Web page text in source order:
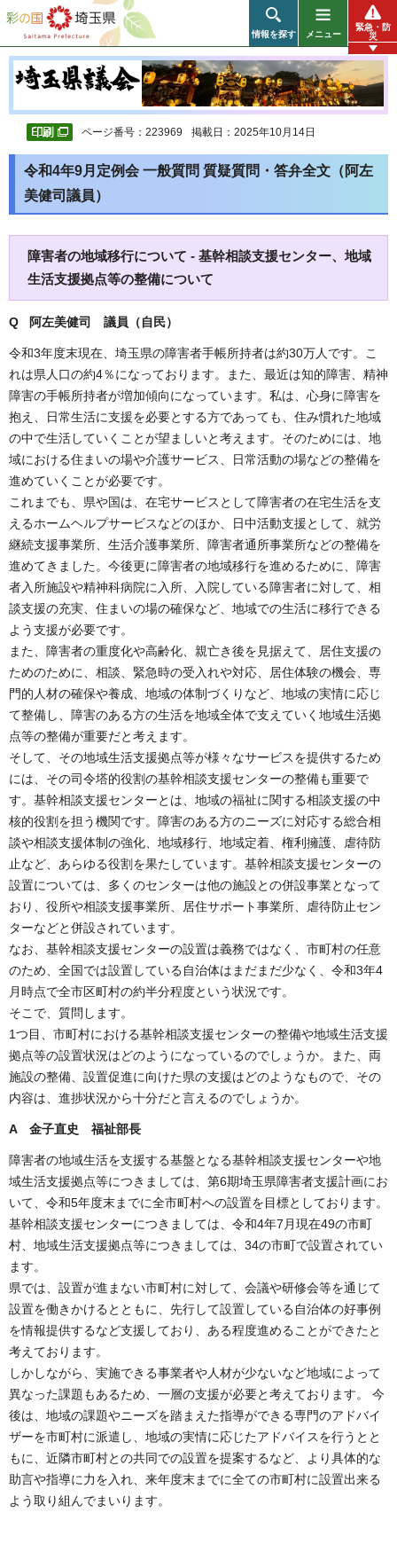
彩の国 埼玉県
情報を探す メニュー
緊急・防
災
ページ番号：223969 掲載日：2025年10月14日
令和4年9月定例会 一般質問 質疑質問・答弁全文（阿左
美健司議員）
障害者の地域移行について - 基幹相談支援センター、地域
生活支援拠点等の整備について
Q 阿左美健司 議員（自民）
令和3年度末現在、埼玉県の障害者手帳所持者は約30万人です。こ
れは県人口の約4％になっております。また、最近は知的障害、精神
障害の手帳所持者が増加傾向になっています。私は、心身に障害を
抱え、日常生活に支援を必要とする方であっても、住み慣れた地域
の中で生活していくことが望ましいと考えます。そのためには、地
域における住まいの場や介護サービス、日常活動の場などの整備を
進めていくことが必要です。
これまでも、県や国は、在宅サービスとして障害者の在宅生活を支
えるホームヘルプサービスなどのほか、日中活動支援として、就労
継続支援事業所、生活介護事業所、障害者通所事業所などの整備を
進めてきました。今後更に障害者の地域移行を進めるために、障害
者入所施設や精神科病院に入所、入院している障害者に対して、相
談支援の充実、住まいの場の確保など、地域での生活に移行できる
よう支援が必要です。
また、障害者の重度化や高齢化、親亡き後を見据えて、居住支援の
ためのために、相談、緊急時の受入れや対応、居住体験の機会、専
門的人材の確保や養成、地域の体制づくりなど、地域の実情に応じ
て整備し、障害のある方の生活を地域全体で支えていく地域生活拠
点等の整備が重要だと考えます。
そして、その地域生活支援拠点等が様々なサービスを提供するため
には、その司令塔的役割の基幹相談支援センターの整備も重要で
す。基幹相談支援センターとは、地域の福祉に関する相談支援の中
核的役割を担う機関です。障害のある方のニーズに対応する総合相
談や相談支援体制の強化、地域移行、地域定着、権利擁護、虐待防
止など、あらゆる役割を果たしています。基幹相談支援センターの
設置については、多くのセンターは他の施設との併設事業となって
おり、役所や相談支援事業所、居住サポート事業所、虐待防止セン
ターなどと併設されています。
なお、基幹相談支援センターの設置は義務ではなく、市町村の任意
のため、全国では設置している自治体はまだまだ少なく、令和3年4
月時点で全市区町村の約半分程度という状況です。
そこで、質問します。
1つ目、市町村における基幹相談支援センターの整備や地域生活支援
拠点等の設置状況はどのようになっているのでしょうか。また、両
施設の整備、設置促進に向けた県の支援はどのようなもので、その
内容は、進捗状況から十分だと言えるのでしょうか。
A 金子直史 福祉部長
障害者の地域生活を支援する基盤となる基幹相談支援センターや地
域生活支援拠点等につきましては、第6期埼玉県障害者支援計画にお
いて、令和5年度末までに全市町村への設置を目標としております。
基幹相談支援センターにつきましては、令和4年7月現在49の市町
村、地域生活支援拠点等につきましては、34の市町で設置されてい
ます。
県では、設置が進まない市町村に対して、会議や研修会等を通じて
設置を働きかけるとともに、先行して設置している自治体の好事例
を情報提供するなど支援しており、ある程度進めることができたと
考えております。
しかしながら、実施できる事業者や人材が少ないなど地域によって
異なった課題もあるため、一層の支援が必要と考えております。 今
後は、地域の課題やニーズを踏まえた指導ができる専門のアドバイ
ザーを市町村に派遣し、地域の実情に応じたアドバイスを行うとと
もに、近隣市町村との共同での設置を提案するなど、より具体的な
助言や指導に力を入れ、来年度末までに全ての市町村に設置出来る
よう取り組んでまいります。